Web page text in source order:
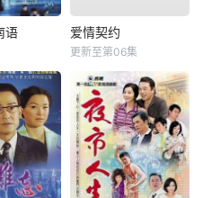
语 爱情契约
更新至第06集